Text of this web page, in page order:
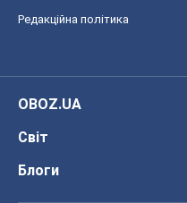
Редакційна політика
OBOZ.UA
Світ
Блоги